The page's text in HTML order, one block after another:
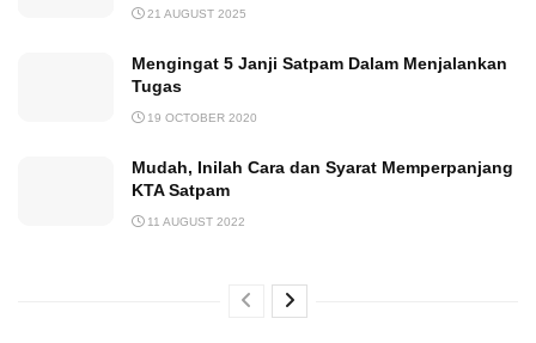
21 AUGUST 2025
Mengingat 5 Janji Satpam Dalam Menjalankan
Tugas
19 OCTOBER 2020
Mudah, Inilah Cara dan Syarat Memperpanjang
KTA Satpam
11 AUGUST 2022